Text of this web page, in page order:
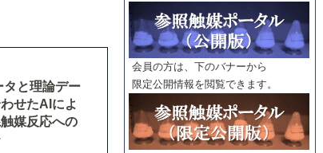
タと理論デー
せたAIによ
媒反応への
巻
号
範囲指定
巻
号～
巻
号
触媒年鑑
年度
記事種別
マーク：
マークあり
会員の方は、下のバナーから
限定公開情報を閲覧できます。